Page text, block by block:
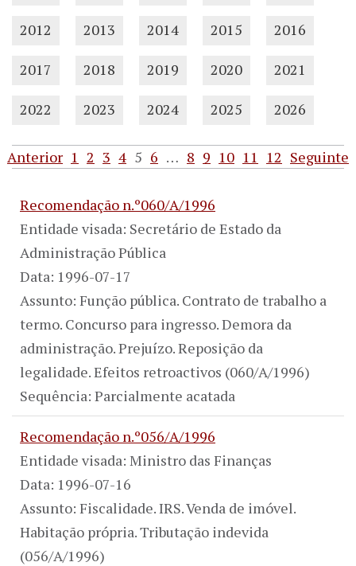
2012 2013 2014 2015 2016
2017 2018 2019 2020 2021
2022 2023 2024 2025 2026
Anterior 1 2 3 4 5 6 … 8 9 10 11 12 Seguinte
Recomendação n.º060/A/1996
Entidade visada: Secretário de Estado da
Administração Pública
Data: 1996-07-17
Assunto: Função pública. Contrato de trabalho a
termo. Concurso para ingresso. Demora da
administração. Prejuízo. Reposição da
legalidade. Efeitos retroactivos (060/A/1996)
Sequência: Parcialmente acatada
Recomendação n.º056/A/1996
Entidade visada: Ministro das Finanças
Data: 1996-07-16
Assunto: Fiscalidade. IRS. Venda de imóvel.
Habitação própria. Tributação indevida
(056/A/1996)